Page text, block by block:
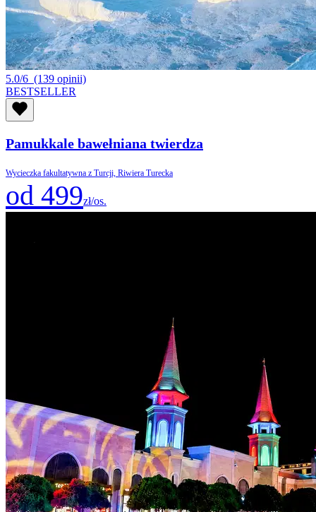
5.0/6 (139 opinii)
BESTSELLER
Pamukkale bawełniana twierdza
Wycieczka fakultatywna z Turcji, Riwiera Turecka
od 499zł/os.